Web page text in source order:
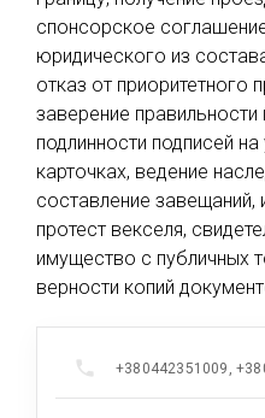
спонсорское
юридического из
отказ от приоритетного
заверение
подлинности подписей
карточках, ведение
составление завещаний,
протест векселя,
имущество с публичных
верности копий
+380442351009,